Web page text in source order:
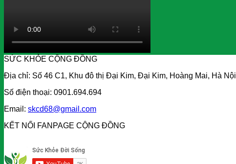
SỨC KHỎE CỘNG ĐỒNG
Địa chỉ: Số 46 C1, Khu đô thị Đại Kim, Đại Kim, Hoàng Mai, Hà Nội
Số điện thoại: 0901.694.694
Email: skcd68@gmail.com
KẾT NỐI FANPAGE CỘNG ĐỒNG